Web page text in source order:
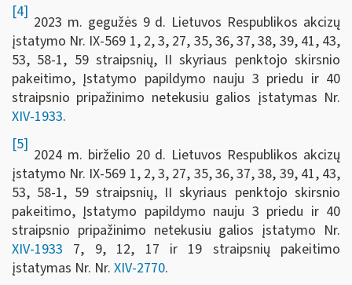
[4]
2023 m. gegužės 9 d. Lietuvos Respublikos akcizų
įstatymo Nr. IX-569 1, 2, 3, 27, 35, 36, 37, 38, 39, 41, 43,
53, 58-1, 59 straipsnių, II skyriaus penktojo skirsnio
pakeitimo, Įstatymo papildymo nauju 3 priedu ir 40
straipsnio pripažinimo netekusiu galios įstatymas Nr.
XIV-1933.
[5]
2024 m. birželio 20 d. Lietuvos Respublikos akcizų
įstatymo Nr. IX-569 1, 2, 3, 27, 35, 36, 37, 38, 39, 41, 43,
53, 58-1, 59 straipsnių, II skyriaus penktojo skirsnio
pakeitimo, Įstatymo papildymo nauju 3 priedu ir 40
straipsnio pripažinimo netekusiu galios įstatymo Nr.
XIV-1933 7, 9, 12, 17 ir 19 straipsnių pakeitimo
įstatymas Nr. Nr. XIV-2770.